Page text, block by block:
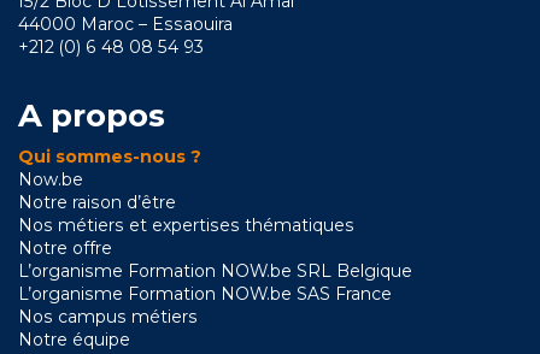
44000 Maroc – Essaouira
+212 (0) 6 48 08 54 93
A propos
Qui sommes-nous ?
Now.be
Notre raison d’être
Nos métiers et expertises thématiques
Notre offre
L’organisme Formation NOW.be SRL Belgique
L’organisme Formation NOW.be SAS France
Nos campus métiers
Notre équipe